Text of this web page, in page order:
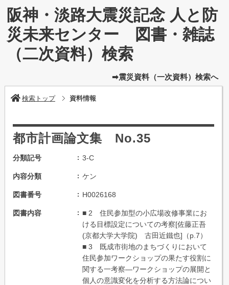
阪神・淡路大震災記念 人と防
災未来センター 図書・雑誌
（二次資料）検索
➡震災資料（一次資料）検索へ
検索トップ 資料情報
都市計画論文集 No.35
分類記号 3-C
内容分類 ケン
図書番号 H0026168
図書内容
■ 2 住民参加型の小広場改修事業にお
ける目標設定についての考察[佐藤正吾
(京都大学大学院) 古田近鐵也]（p.7）
■ 3 既成市街地のまちづくりにおいて
住民参加ワークショップの果たす役割に
関する一考察―ワークショップの展開と
個人の意識変化を分析する方法論につい